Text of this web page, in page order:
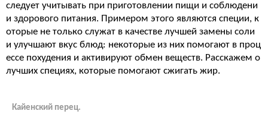
следует учитывать при приготовлении пищи и соблюдени
и здорового питания. Примером этого являются специи, к
оторые не только служат в качестве лучшей замены соли
и улучшают вкус блюд: некоторые из них помогают в проц
ессе похудения и активируют обмен веществ. Расскажем о
лучших специях, которые помогают сжигать жир.
Кайенский перец.